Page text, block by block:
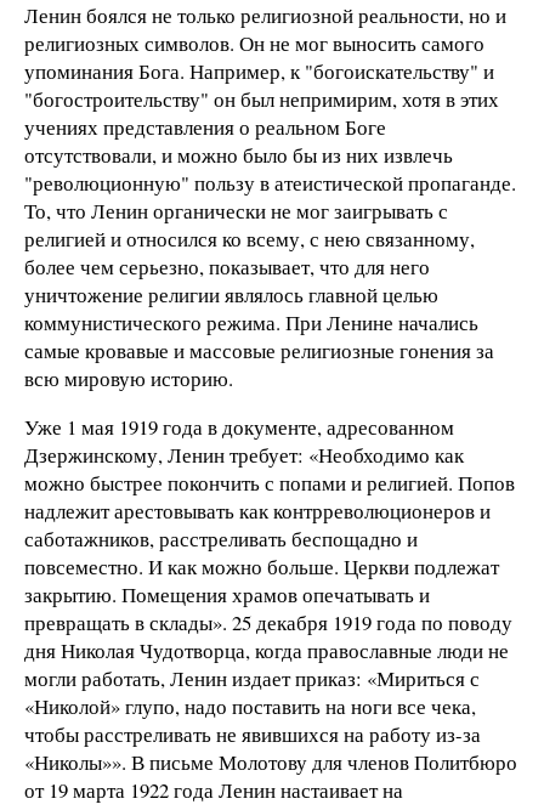
Ленин боялся не только религиозной реальности, но и
религиозных символов. Он не мог выносить самого
упоминания Бога. Например, к "богоискательству" и
"богостроительству" он был непримирим, хотя в этих
учениях представления о реальном Боге
отсутствовали, и можно было бы из них извлечь
"революционную" пользу в атеистической пропаганде.
То, что Ленин органически не мог заигрывать с
религией и относился ко всему, с нею связанному,
более чем серьезно, показывает, что для него
уничтожение религии являлось главной целью
коммунистического режима. При Ленине начались
самые кровавые и массовые религиозные гонения за
всю мировую историю.
Уже 1 мая 1919 года в документе, адресованном
Дзержинскому, Ленин требует: «Необходимо как
можно быстрее покончить с попами и религией. Попов
надлежит арестовывать как контрреволюционеров и
саботажников, расстреливать беспощадно и
повсеместно. И как можно больше. Церкви подлежат
закрытию. Помещения храмов опечатывать и
превращать в склады». 25 декабря 1919 года по поводу
дня Николая Чудотворца, когда православные люди не
могли работать, Ленин издает приказ: «Мириться с
«Николой» глупо, надо поставить на ноги все чека,
чтобы расстреливать не явившихся на работу из-за
«Николы»». В письме Молотову для членов Политбюро
от 19 марта 1922 года Ленин настаивает на